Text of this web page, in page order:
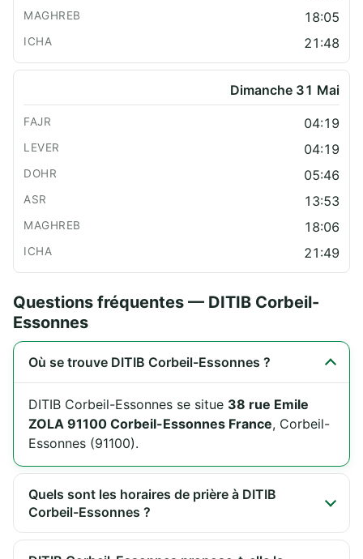
18:05
21:48
Dimanche 31 Mai
04:19
04:19
05:46
13:53
18:06
21:49
Questions fréquentes — DITIB Corbeil-
Essonnes
Où se trouve DITIB Corbeil-Essonnes ?
DITIB Corbeil-Essonnes se situe 38 rue Emile
ZOLA 91100 Corbeil-Essonnes France, Corbeil-
Essonnes (91100).
Quels sont les horaires de prière à DITIB
Corbeil-Essonnes ?